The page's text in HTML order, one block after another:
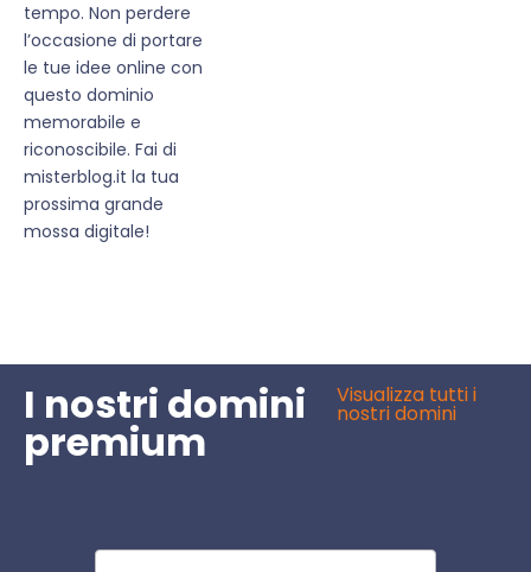
tempo. Non perdere
l’occasione di portare
le tue idee online con
questo dominio
memorabile e
riconoscibile. Fai di
misterblog.it la tua
prossima grande
mossa digitale!
I nostri domini
premium
Visualizza tutti i
nostri domini